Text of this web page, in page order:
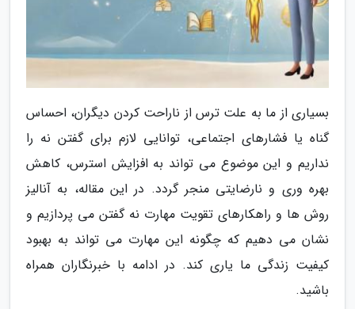
بسیاری از ما به علت ترس از ناراحت کردن دیگران، احساس
گناه یا فشارهای اجتماعی، توانایی لازم برای گفتن نه را
نداریم و این موضوع می تواند به افزایش استرس، کاهش
بهره وری و نارضایتی منجر گردد. در این مقاله، به آنالیز
روش ها و راهکارهای تقویت مهارت نه گفتن می پردازیم و
نشان می دهیم که چگونه این مهارت می تواند به بهبود
کیفیت زندگی ما یاری کند. در ادامه با خبرنگاران همراه
باشید.